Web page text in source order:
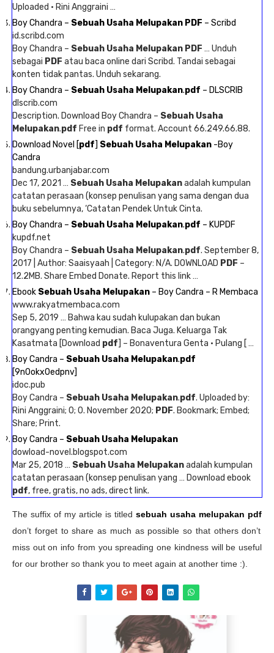
Uploaded · Rini Anggraini …
Boy Chandra – Sebuah Usaha Melupakan PDF – Scribd
id.scribd.com
Boy Chandra – Sebuah Usaha Melupakan PDF … Unduh
sebagai PDF atau baca online dari Scribd. Tandai sebagai
konten tidak pantas. Unduh sekarang.
Boy Chandra – Sebuah Usaha Melupakan.pdf – DLSCRIB
dlscrib.com
Description. Download Boy Chandra – Sebuah Usaha
Melupakan.pdf Free in pdf format. Account 66.249.66.88.
Download Novel [pdf] Sebuah Usaha Melupakan -Boy
Candra
bandung.urbanjabar.com
Dec 17, 2021 … Sebuah Usaha Melupakanadalah kumpulan
catatan perasaan (konsep penulisan yang sama dengan dua
buku sebelumnya, ‘Catatan Pendek Untuk Cinta.
Boy Chandra – Sebuah Usaha Melupakan.pdf – KUPDF
kupdf.net
Boy Chandra – Sebuah Usaha Melupakan.pdf. September 8,
2017 | Author: Saaisyaah | Category: N/A. DOWNLOAD PDF –
12.2MB. Share Embed Donate. Report this link …
Ebook Sebuah Usaha Melupakan – Boy Candra – R Membaca
www.rakyatmembaca.com
Sep 5, 2019 … Bahwa kau sudah kulupakan dan bukan
orangyang penting kemudian. Baca Juga. Keluarga Tak
Kasatmata [Download pdf] – Bonaventura Genta · Pulang [ …
Boy Candra – Sebuah Usaha Melupakan.pdf
[9n0okx0edpnv]
idoc.pub
Boy Candra – Sebuah Usaha Melupakan.pdf. Uploaded by:
Rini Anggraini; 0; 0. November 2020; PDF. Bookmark; Embed;
Share; Print.
Boy Candra – Sebuah Usaha Melupakan
dowload-novel.blogspot.com
Mar 25, 2018 … Sebuah Usaha Melupakanadalah kumpulan
catatan perasaan (konsep penulisan yang … Download ebook
pdf, free, gratis, no ads, direct link.
The suffix of my article is titled sebuah usaha melupakan pdf
don’t forget to share as much as possible so that others don’t
miss out on info from you spreading one kindness will be useful
for our brother so thank you to meet again at another time :).